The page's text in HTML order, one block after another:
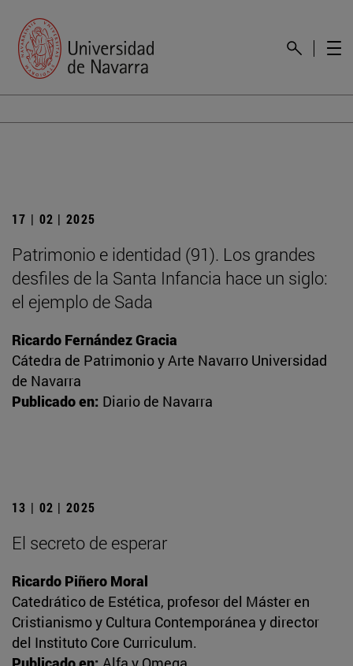
17 | 02 | 2025
Patrimonio e identidad (91). Los grandes
desfiles de la Santa Infancia hace un siglo:
el ejemplo de Sada
Ricardo Fernández Gracia
Cátedra de Patrimonio y Arte Navarro Universidad
de Navarra
Publicado en: Diario de Navarra
13 | 02 | 2025
El secreto de esperar
Ricardo Piñero Moral
Catedrático de Estética, profesor del Máster en
Cristianismo y Cultura Contemporánea y director
del Instituto Core Curriculum.